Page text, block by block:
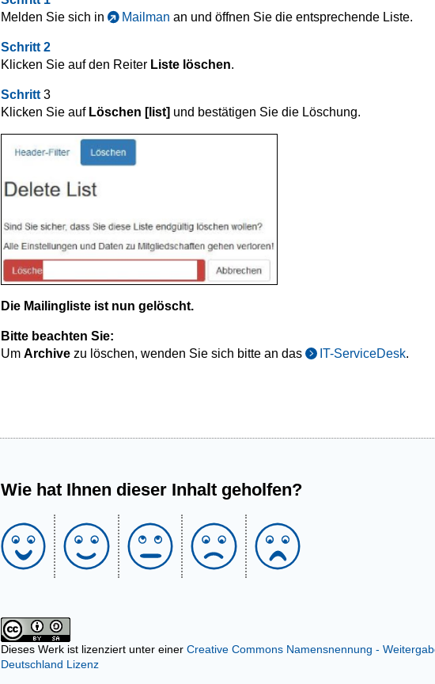
Melden Sie sich in
Mailman an und öffnen Sie die entsprechende Liste.
Schritt 2
Klicken Sie auf den Reiter Liste löschen.
Schritt 3
Klicken Sie auf Löschen [list] und bestätigen Sie die Löschung.
Die Mailingliste ist nun gelöscht.
Bitte beachten Sie:
Um Archive zu löschen, wenden Sie sich bitte an das IT-ServiceDesk.
Wie hat Ihnen dieser Inhalt geholfen?
Dieses Werk ist lizenziert unter einer Creative Commons Namensnennung -
Deutschland Lizenz